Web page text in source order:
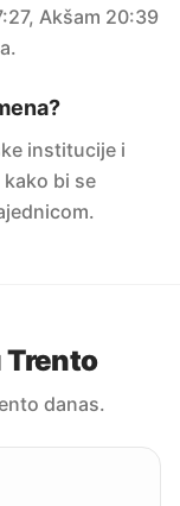
Akšam 20:39
institucije i
bi se
Trento
danas.